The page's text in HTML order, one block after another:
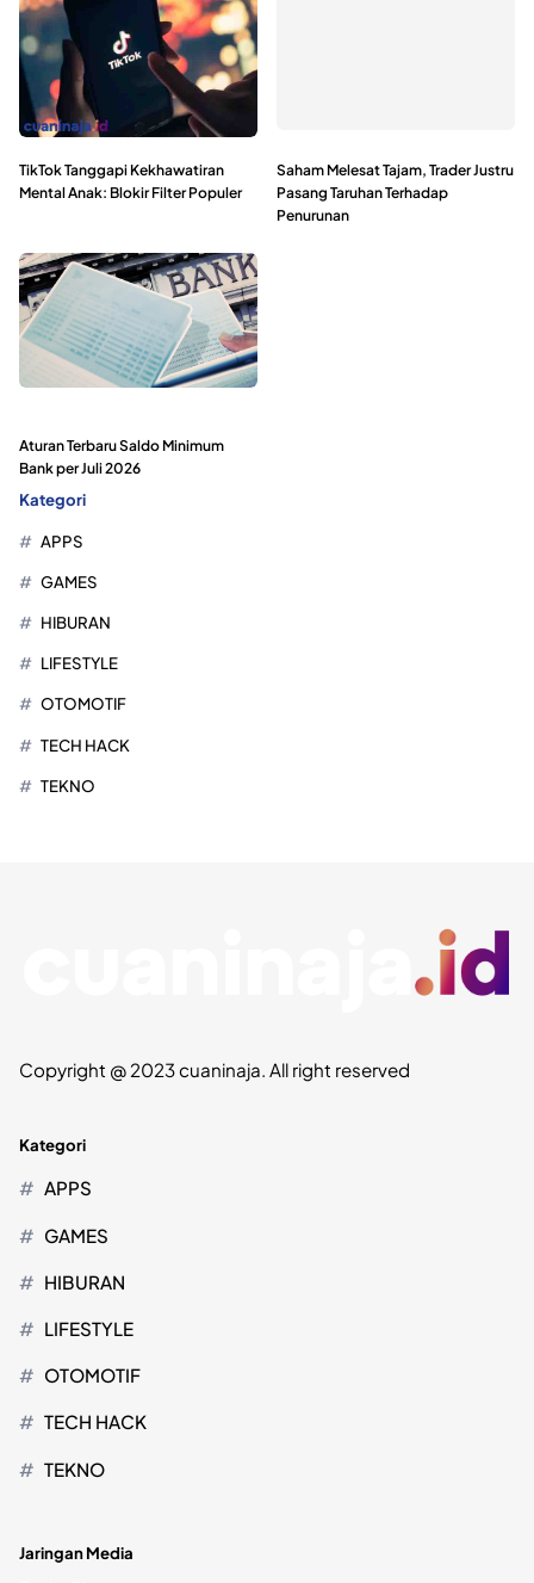
TikTok Tanggapi Kekhawatiran
Mental Anak: Blokir Filter Populer
Saham Melesat Tajam, Trader Justru
Pasang Taruhan Terhadap
Penurunan
Aturan Terbaru Saldo Minimum
Bank per Juli 2026
Kategori
APPS
GAMES
HIBURAN
LIFESTYLE
OTOMOTIF
TECH HACK
TEKNO
Copyright @ 2023 cuaninaja. All right reserved
Kategori
APPS
GAMES
HIBURAN
LIFESTYLE
OTOMOTIF
TECH HACK
TEKNO
Jaringan Media